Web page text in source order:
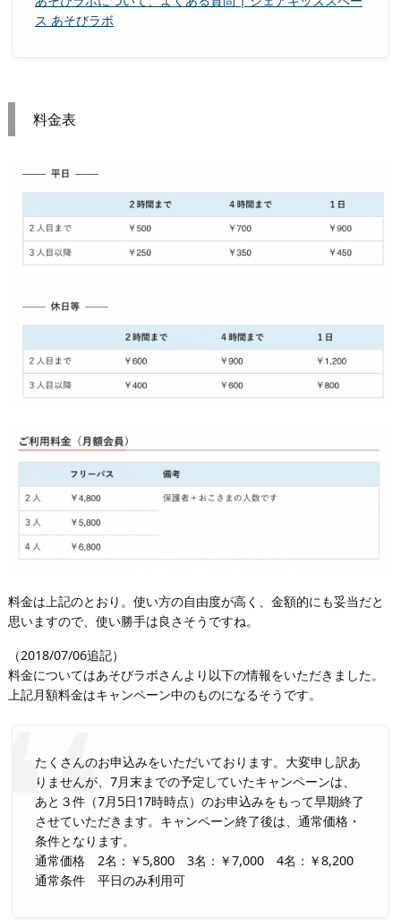
ス あそびラボ
料金表
料金は上記のとおり。使い方の自由度が高く、金額的にも妥当だと
思いますので、使い勝手は良さそうですね。
（2018/07/06追記）
料金についてはあそびラボさんより以下の情報をいただきました。
上記月額料金はキャンペーン中のものになるそうです。
たくさんのお申込みをいただいております。大変申し訳あ
りませんが、7月末までの予定していたキャンペーンは、
あと３件（7月5日17時時点）のお申込みをもって早期終了
させていただきます。キャンペーン終了後は、通常価格・
条件となります。
通常価格 2名：￥5,800 3名：￥7,000 4名：￥8,200
通常条件 平日のみ利用可